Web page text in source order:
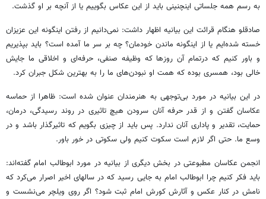
به رسم همه جلساتی اینچنینی باید از این عکاس بگوییم یا از آنچه بر او گذشت.
صادقلو هنگام قرائت این بیانیه اظهار داشت: نمی‌دانیم از رفتن اینگونه این عزیزان
خسته شده‌ایم یا از اینگونه ماندن خودمان؟ چه بر سر ما آمده است؟ باید بپذیریم
و باور کنیم که درتمام آن روزها که وظیفه صنفی، حرفه‌ای و اخلاقی ما جایش
خالی بود، همسری بوده که همت او نبودن‌های ما را به بهترین شکل جبران کرد.
در این بیانیه در مورد بی‌توجهی به هنرمندان عنوان شده است: ظاهرا از حماسه
عکاسان گفتن و از قدر حرفه آنان سرودن هیچ تاثیری در روند رسیدگی، درمان،
حمایت، تقدیر و پاداری آنان ندارد. پس باید از چیزی بگویم که تاثیرگذار باشد و در
وسع ما. حتی اگر لازم است سکوت کنیم ولی سکوتی در خور باور.
انجمن عکاسان مطبوعتی در بخش دیگری از بیانیه در مورد ابوطالب امام گفته‌اند:
باید فکر کنیم چرا ابوطالب امام به جایی رسید که در سالهای اخیر اصرار می‌کرد که
نامش در کنار عکس و آثارش کورش امام ثبت شود؟ اگر روی ویلچر می‌نشست و